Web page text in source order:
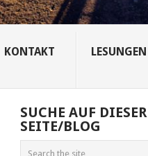
KONTAKT LESUNGEN
SUCHE AUF DIESER
SEITE/BLOG